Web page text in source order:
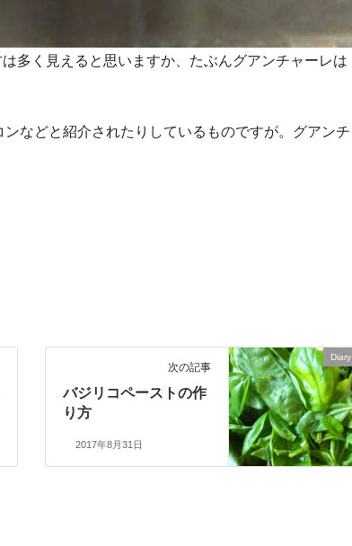
多く見えると思いますか、たぶんグアンチャーレは
などと紹介されたりしているものですが。グアンチ
Diary
次の記事
バジリコペーストの作
り方
2017年8月31日